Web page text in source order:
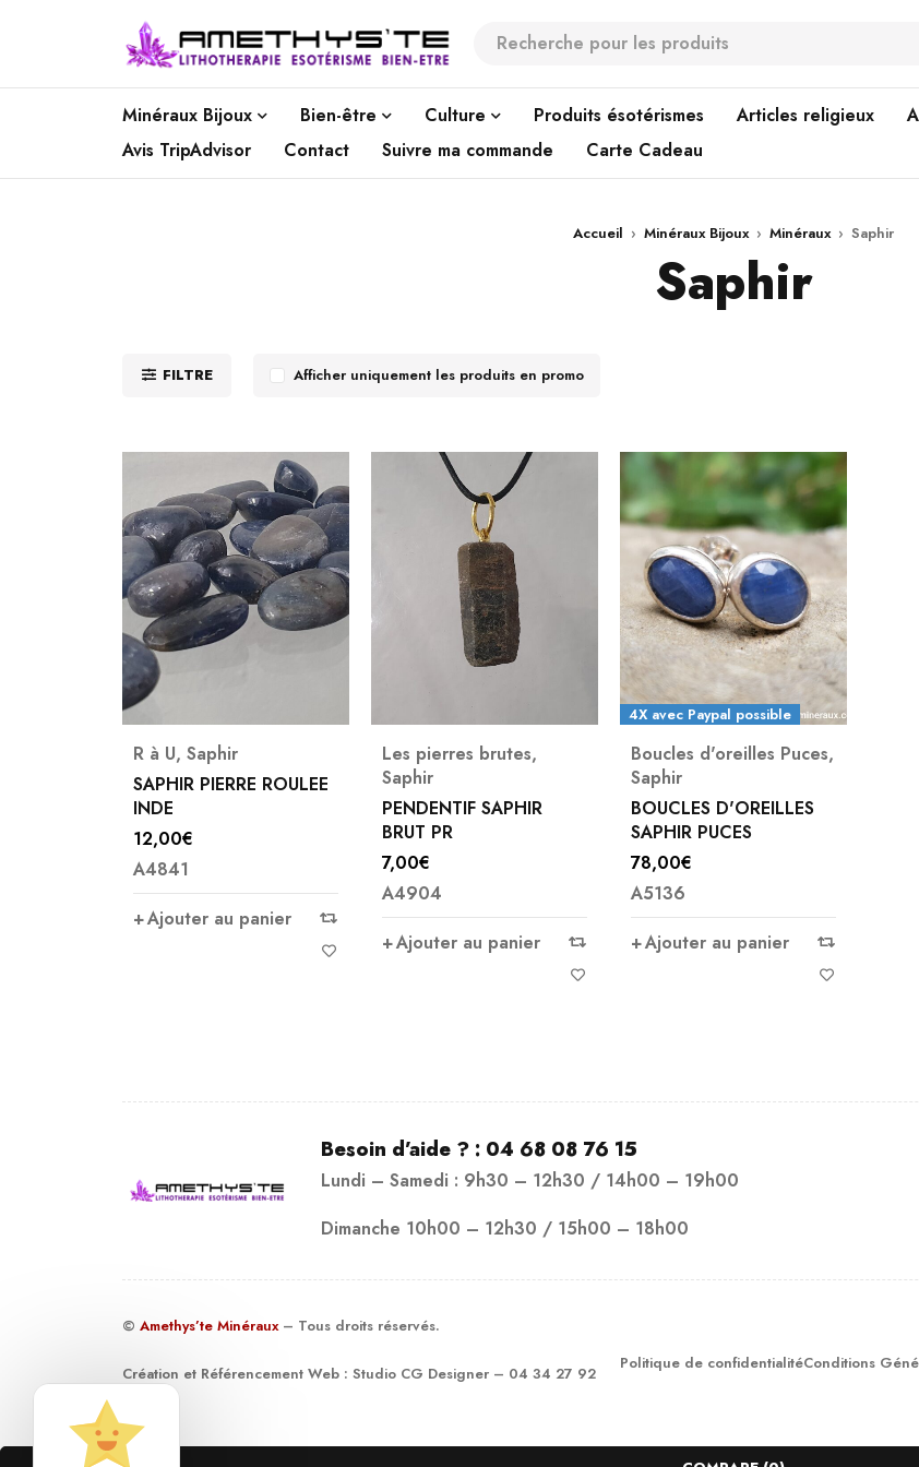
Minéraux Bijoux Bien-être Culture Produits ésotérismes Articles religieux
Avis TripAdvisor
Contact Suivre ma commande Carte Cadeau
Accueil › Minéraux Bijoux › Minéraux › Saphir
Saphir
FILTRE Afficher uniquement les produits en promo
R à U, Saphir
SAPHIR PIERRE ROULEE
INDE
12,00€
A4841
Ajouter au panier
Les pierres brutes,
Saphir
PENDENTIF SAPHIR
BRUT PR
7,00€
A4904
Ajouter au panier
4X avec Paypal possible
Boucles d'oreilles Puces,
Saphir
BOUCLES D'OREILLES
SAPHIR PUCES
78,00€
A5136
Ajouter au panier
Besoin d’aide ? : 04 68 08 76 15
Lundi – Samedi : 9h30 – 12h30 / 14h00 – 19h00
Dimanche 10h00 – 12h30 / 15h00 – 18h00
© Amethys’te Minéraux – Tous droits réservés.
Création et Référencement Web : Studio CG Designer – 04 34 27 92
Politique de confidentialitéConditions